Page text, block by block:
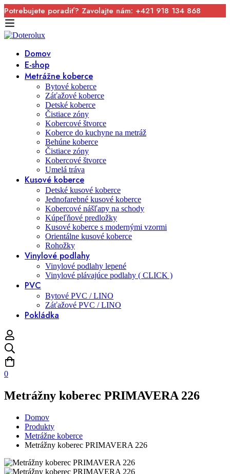
Potrebujete poradiť? Zavolajte nám: +421 918 134 868
Domov
E-shop
Metrážne koberce
Bytové koberce
Záťažové koberce
Detské koberce
Čistiace zóny
Kobercové štvorce
Koberce do kuchyne na metráž
Behúne koberce
Čistiace zóny
Kobercové štvorce
Umelá tráva
Kusové koberce
Detské kusové koberce
Jednofarebné kusové koberce
Kobercové nášľapy na schody
Kúpeľňové predložky
Kusové koberce s modernými vzormi
Orientálne kusové koberce
Rohožky
Vinylové podlahy
Vinylové podlahy lepené
Vinylové plávajúce podlahy ( CLICK )
PVC
Bytové PVC / LINO
Záťažové PVC / LINO
Pokládka
0
Metrážny koberec PRIMAVERA 226
Domov
Produkty
Metrážne koberce
Metrážny koberec PRIMAVERA 226